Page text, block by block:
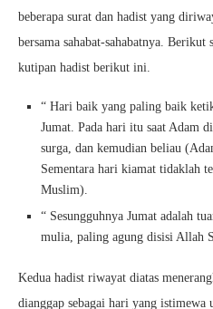
beberapa surat dan hadist yang
bersama sahabat-sahabatnya. Berikut
kutipan hadist berikut ini.
“ Hari baik yang paling baik
Jumat. Pada hari itu saat Adam
surga, dan kemudian beliau
Sementara hari kiamat tidaklah
Muslim).
“ Sesungguhnya Jumat adalah
mulia, paling agung disisi Allah
Kedua hadist riwayat diatas
dianggap sebagai hari yang